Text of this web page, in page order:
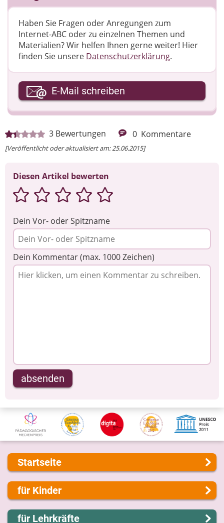
3 Bewertungen 0 Kommentare
[Veröffentlicht oder aktualisiert am: 25.06.2015]
Diesen Artikel bewerten
Dein Vor- oder Spitzname
Dein Kommentar (max. 1000 Zeichen)
absenden
Haben Sie Fragen oder Anregungen zum
Internet-ABC oder zu einzelnen Themen und
Materialien? Wir helfen Ihnen gerne weiter! ​Hier
finden Sie unsere Datenschutzerklärung.
Ihre E-Mail-Adresse
Ihre Nachricht
E-Mail schreiben
Startseite
Über uns
Presse
Kontakt
für Kinder
Lernen und Schule
für Lehrkräfte